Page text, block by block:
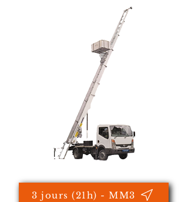
3 jours (21h) - MM3